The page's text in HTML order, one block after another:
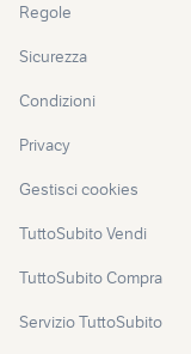
Regole
Sicurezza
Condizioni
Privacy
Gestisci cookies
TuttoSubito Vendi
TuttoSubito Compra
Servizio TuttoSubito